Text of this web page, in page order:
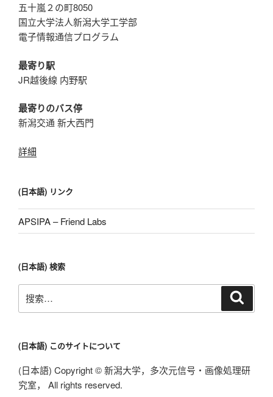
五十嵐２の町8050
国立大学法人新潟大学工学部
電子情報通信プログラム
最寄り駅
JR越後線 内野駅
最寄りのバス停
新潟交通 新大西門
詳細
(日本語) リンク
APSIPA – Friend Labs
(日本語) 検索
搜
索：
(日本語) このサイトについて
(日本語) Copyright © 新潟大学，多次元信号・画像処理研
究室， All rights reserved.